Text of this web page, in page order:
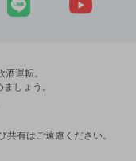
運転。
しょう。
有はご遠慮ください。